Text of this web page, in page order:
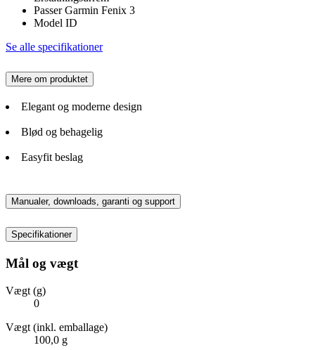
Passer Garmin Fenix 3
Model ID
Se alle specifikationer
Mere om produktet
Elegant og moderne design
Blød og behagelig
Easyfit beslag
Manualer, downloads, garanti og support
Specifikationer
Mål og vægt
Vægt (g)
0
Vægt (inkl. emballage)
100,0 g